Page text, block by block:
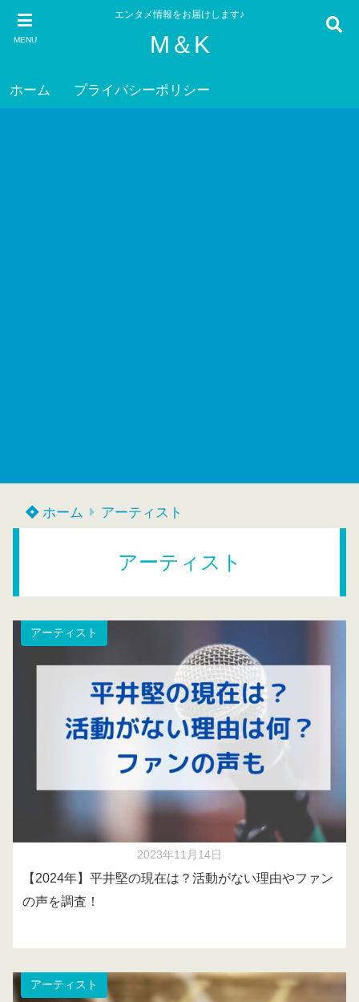
MENU
エンタメ情報をお届けします♪
M＆K
ホーム プライバシーポリシー
ホーム アーティスト
アーティスト
アーティスト
2023年11月14日
【2024年】平井堅の現在は？活動がない理由やファン
の声を調査！
アーティスト